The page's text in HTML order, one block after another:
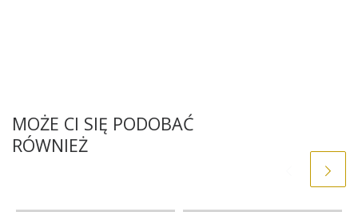
MOŻE CI SIĘ PODOBAĆ
RÓWNIEŻ